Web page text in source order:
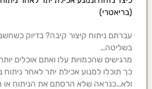
(בריאטרי)
עברתם ניתוח קיצור קיבה? בדיוק
בשליטה…
מרגישים שהכמויות עלו ואתם אוכלים
כך תוכלו למנוע אכילת יתר לאחר ניתוח
ולא…כנראה שלא הרסתם את הניתוח